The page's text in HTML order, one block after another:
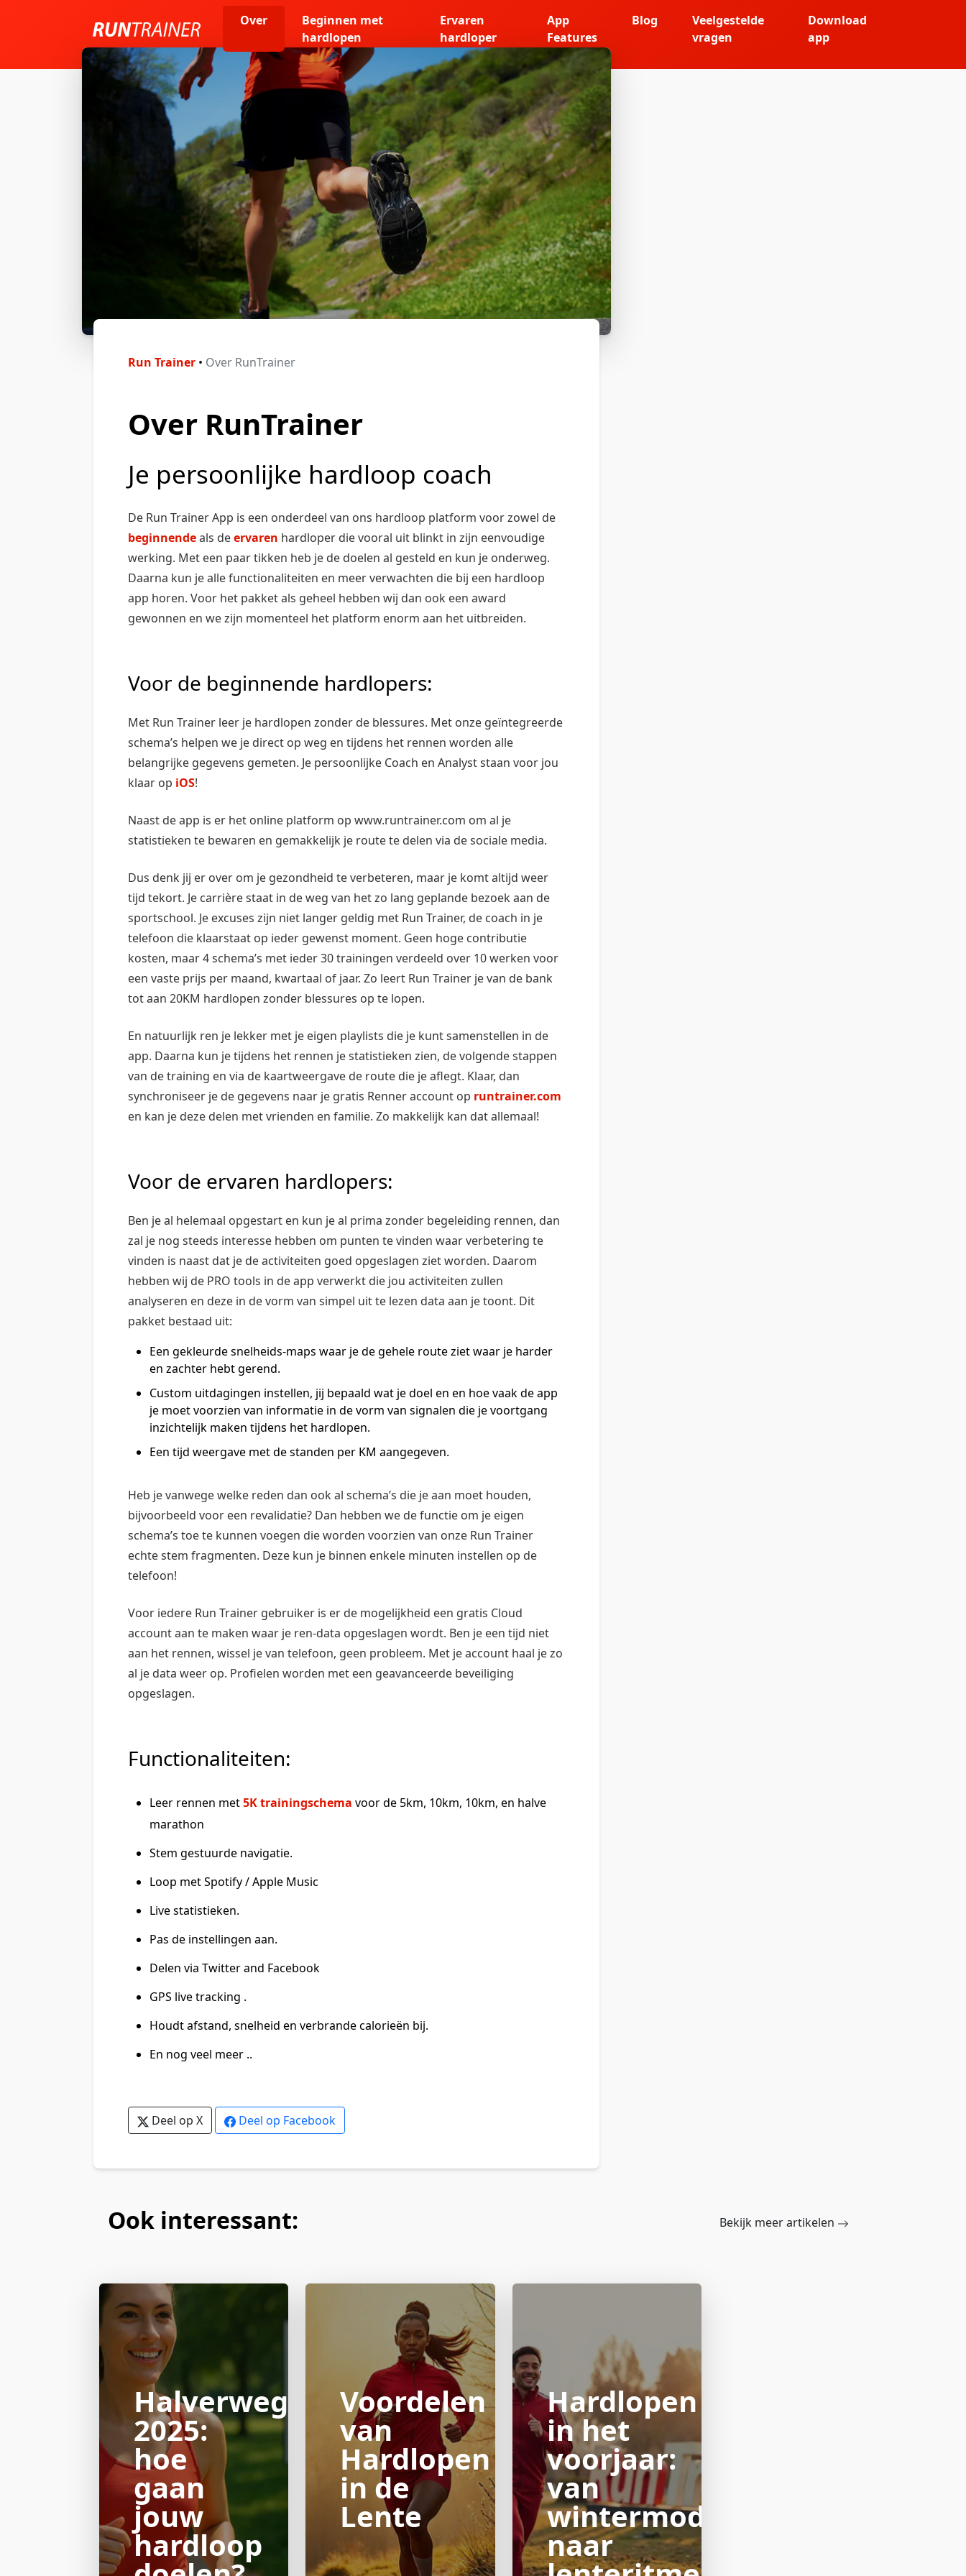
Over
Beginnen met
hardlopen
Ervaren
hardloper
App
Features
Blog
Veelgestelde
vragen
Download
app
Run Trainer • Over RunTrainer
Over RunTrainer
Je persoonlijke hardloop coach
De Run Trainer App is een onderdeel van ons hardloop platform voor zowel de
beginnendeals deervaren hardloper die vooral uit blinkt in zijn eenvoudige
werking. Met een paar tikken heb je de doelen al gesteld en kun je onderweg.
Daarna kun je alle functionaliteiten en meer verwachten die bij een hardloop
app horen. Voor het pakket als geheel hebben wij dan ook een award
gewonnen en we zijn momenteel het platform enorm aan het uitbreiden.
Voor de beginnende hardlopers:
Met Run Trainer leer je hardlopen zonder de blessures. Met onze geïntegreerde
schema’s helpen we je direct op weg en tijdens het rennen worden alle
belangrijke gegevens gemeten. Je persoonlijke Coach en Analyst staan voor jou
klaar op iOS!
Naast de app is er het online platform op www.runtrainer.com om al je
statistieken te bewaren en gemakkelijk je route te delen via de sociale media.
Dus denk jij er over om je gezondheid te verbeteren, maar je komt altijd weer
tijd tekort. Je carrière staat in de weg van het zo lang geplande bezoek aan de
sportschool. Je excuses zijn niet langer geldig met Run Trainer, de coach in je
telefoon die klaarstaat op ieder gewenst moment. Geen hoge contributie
kosten, maar 4 schema’s met ieder 30 trainingen verdeeld over 10 werken voor
een vaste prijs per maand, kwartaal of jaar. Zo leert Run Trainer je van de bank
tot aan 20KM hardlopen zonder blessures op te lopen.
En natuurlijk ren je lekker met je eigen playlists die je kunt samenstellen in de
app. Daarna kun je tijdens het rennen je statistieken zien, de volgende stappen
van de training en via de kaartweergave de route die je aflegt. Klaar, dan
synchroniseer je de gegevens naar je gratis Renner account op runtrainer.com
en kan je deze delen met vrienden en familie. Zo makkelijk kan dat allemaal!
Voor de ervaren hardlopers:
Ben je al helemaal opgestart en kun je al prima zonder begeleiding rennen, dan
zal je nog steeds interesse hebben om punten te vinden waar verbetering te
vinden is naast dat je de activiteiten goed opgeslagen ziet worden. Daarom
hebben wij de PRO tools in de app verwerkt die jou activiteiten zullen
analyseren en deze in de vorm van simpel uit te lezen data aan je toont. Dit
pakket bestaad uit:
Een gekleurde snelheids-maps waar je de gehele route ziet waar je harder
en zachter hebt gerend.
Custom uitdagingen instellen, jij bepaald wat je doel en en hoe vaak de app
je moet voorzien van informatie in de vorm van signalen die je voortgang
inzichtelijk maken tijdens het hardlopen.
Een tijd weergave met de standen per KM aangegeven.
Heb je vanwege welke reden dan ook al schema’s die je aan moet houden,
bijvoorbeeld voor een revalidatie? Dan hebben we de functie om je eigen
schema’s toe te kunnen voegen die worden voorzien van onze Run Trainer
echte stem fragmenten. Deze kun je binnen enkele minuten instellen op de
telefoon!
Voor iedere Run Trainer gebruiker is er de mogelijkheid een gratis Cloud
account aan te maken waar je ren-data opgeslagen wordt. Ben je een tijd niet
aan het rennen, wissel je van telefoon, geen probleem. Met je account haal je zo
al je data weer op. Profielen worden met een geavanceerde beveiliging
opgeslagen.
Functionaliteiten:
Leer rennen met5K trainingschema voor de 5km, 10km, 10km, en halve
marathon
Stem gestuurde navigatie.
Loop met Spotify / Apple Music
Live statistieken.
Pas de instellingen aan.
Delen via Twitter and Facebook
GPS live tracking .
Houdt afstand, snelheid en verbrande calorieën bij.
En nog veel meer ..
Deel op X Deel op Facebook
Ook interessant: Bekijk meer artikelen
Halverwege
2025:
hoe
gaan
jouw
hardloop
Voordelen
van
Hardlopen
in de
Lente
Hardlopen
in het
voorjaar:
van
wintermodus
naar